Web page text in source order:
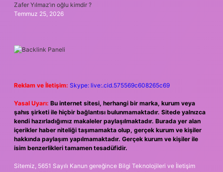
Zafer Yılmaz’ın oğlu kimdir ?
Temmuz 25, 2026
Reklam ve İletişim: Skype: live:.cid.575569c608265c69
Yasal Uyarı: Bu internet sitesi, herhangi bir marka, kurum veya
şahıs şirketi ile hiçbir bağlantısı bulunmamaktadır. Sitede yalnızca
kendi hazırladığımız makaleler paylaşılmaktadır. Burada yer alan
içerikler haber niteliği taşımamakta olup, gerçek kurum ve kişiler
hakkında paylaşım yapılmamaktadır. Gerçek kurum ve kişiler ile
isim benzerlikleri tamamen tesadüfidir.
Sitemiz, 5651 Sayılı Kanun gereğince Bilgi Teknolojileri ve İletişim